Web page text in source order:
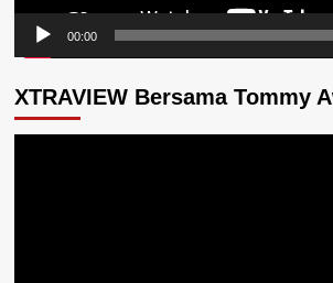
00:00
XTRAVIEW Bersama Tommy